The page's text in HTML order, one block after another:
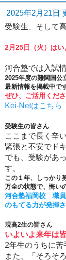
2025年2月21日
受験生、そして
2月25日（火）はい
河合塾では入試
2025年度の難関国公
最新情報を掲載中です
ぜひ、ご活用くださ
Kei-Netはこちら
受験生の皆さん
ここまで長く辛
緊張と不安でド
でも、受験があ
す。
この１年、しっかり
万全の状態で、悔い
河合塾福岡校 職員
のもてる力が発揮
現高2生の皆さん
いよいよ来年は
2年生のうちに苦
また、「そろそ